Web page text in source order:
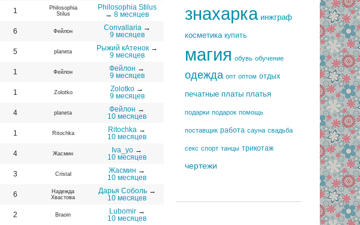
1
Philosophia
Stilus
Philosophia Stilus
→ 8 месяцев
6 Фейлон Convallaria →
9 месяцев
5 planeta Рыжий кАтенок→
9 месяцев
1 Фейлон Фейлон →
9 месяцев
1 Zolotko Zolotko →
9 месяцев
4 planeta Фейлон →
10 месяцев
1 Ritochka Ritochka →
10 месяцев
4 Жасмин Iva_yo →
10 месяцев
3 Cristal Жасмин →
10 месяцев
6
Надежда
Хвастова
Дарья Соболь→
10 месяцев
2 Braoin Lubomir→
10 месяцев
знахарка инжграф
косметика купить
магия обувь обучение
одежда опт оптом отдых
печатные платы платья
подарки подарок помощь
поставщик работа сауна свадьба
секс спорт танцы трикотаж
чертежи